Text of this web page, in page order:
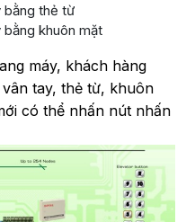
bằng thẻ từ
khuôn mặt
máy, khách hàng
tay, thẻ từ, khuôn
có thể nhấn nút nhấn